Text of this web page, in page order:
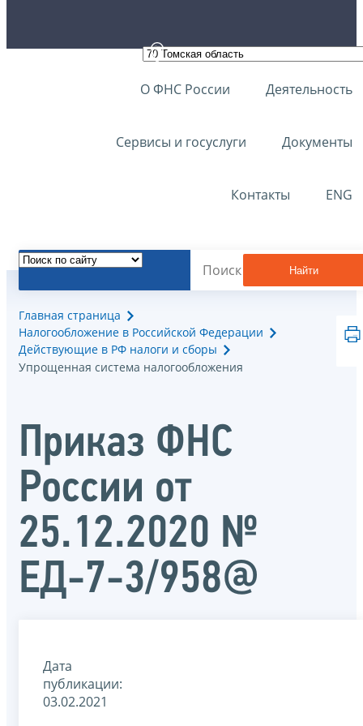
О ФНС России Деятельность
Сервисы и госуслуги Документы
Контакты ENG
Найти
Главная страница
Налогообложение в Российской Федерации
Действующие в РФ налоги и сборы
Упрощенная система налогообложения
Приказ ФНС
России от
25.12.2020 №
ЕД-7-3/958@
Дата
публикации:
03.02.2021